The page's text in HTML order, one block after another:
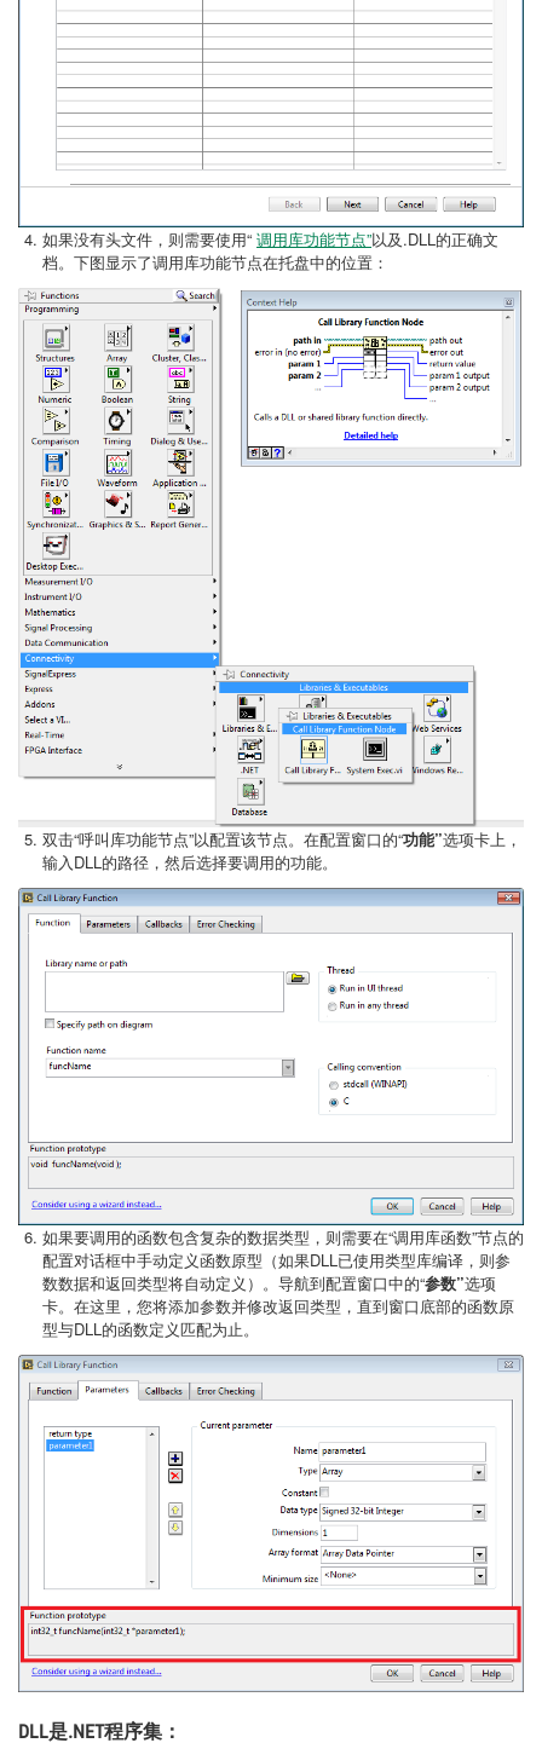
如果没有头文件，则需要使用“ 调用库功能节点”以及.DLL的正确文
档。下图显示了调用库功能节点在托盘中的位置：
双击“呼叫库功能节点”以配置该节点。在配置窗口的“功能”选项卡上，
输入DLL的路径，然后选择要调用的功能。
如果要调用的函数包含复杂的数据类型，则需要在“调用库函数”节点的
配置对话框中手动定义函数原型（如果DLL已使用类型库编译，则参
数数据和返回类型将自动定义）。导航到配置窗口中的“参数”选项
卡。在这里，您将添加参数并修改返回类型，直到窗口底部的函数原
型与DLL的函数定义匹配为止。
DLL是.NET程序集：